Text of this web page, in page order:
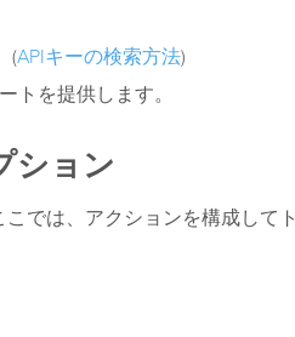
(APIキーの検索方法)
トを提供します。
ション
では、アクションを構成してト